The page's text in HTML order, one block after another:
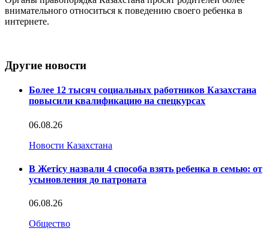
внимательного относиться к поведению своего ребенка в
интернете.
Другие новости
Более 12 тысяч социальных работников Казахстана
повысили квалификацию на спецкурсах
06.08.26
Новости Казахстана
В Жетісу назвали 4 способа взять ребенка в семью: от
усыновления до патроната
06.08.26
Общество